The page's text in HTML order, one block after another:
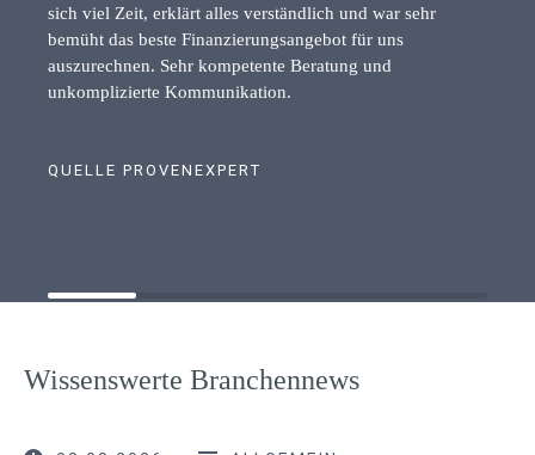
sich viel Zeit, erklärt alles verständlich und war sehr
bemüht das beste Finanzierungsangebot für uns
auszurechnen. Sehr kompetente Beratung und
unkomplizierte Kommunikation.
QUELLE PROVENEXPERT
Wissenswerte Branchennews